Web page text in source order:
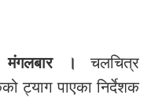
।
चलचित्र
ट्याग पाएका निर्देशक